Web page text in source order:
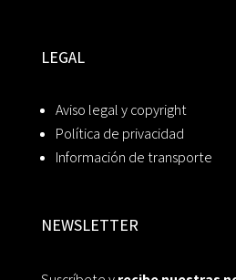
LEGAL
Aviso legal y copyright
Política de privacidad
Información de transporte
NEWSLETTER